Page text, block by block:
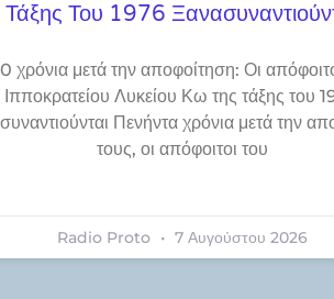
Τάξης Του 1976
χρόνια μετά την αποφοίτηση: Οι
Ιπποκρατείου Λυκείου Κω της τάξης του
Πενήντα χρόνια μετά την
τους, οι απόφοιτοι του
Radio Proto 7 Αυγούστου 2026